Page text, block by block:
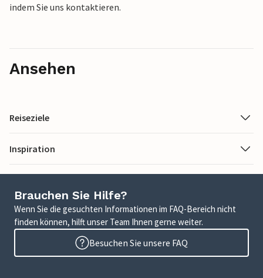
indem Sie uns kontaktieren.
Ansehen
Reiseziele
Inspiration
Brauchen Sie Hilfe?
Wenn Sie die gesuchten Informationen im FAQ-Bereich nicht
finden können, hilft unser Team Ihnen gerne weiter.
Besuchen Sie unsere FAQ